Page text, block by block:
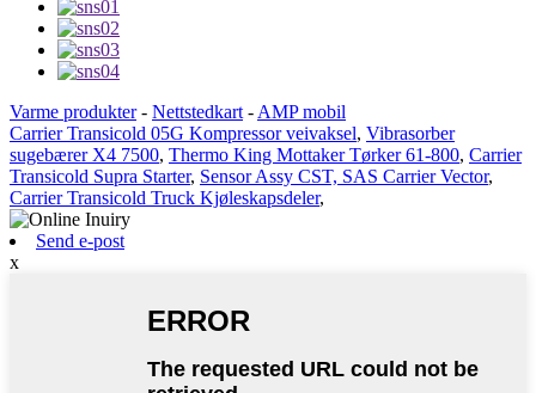
Varme produkter- Nettstedkart - AMP mobil
Carrier Transicold 05G Kompressor veivaksel, Vibrasorber
sugebærer X4 7500, Thermo King Mottaker Tørker 61-800, Carrier
Transicold Supra Starter, Sensor Assy CST, SAS Carrier Vector,
Carrier Transicold Truck Kjøleskapsdeler,
Send e-post
x